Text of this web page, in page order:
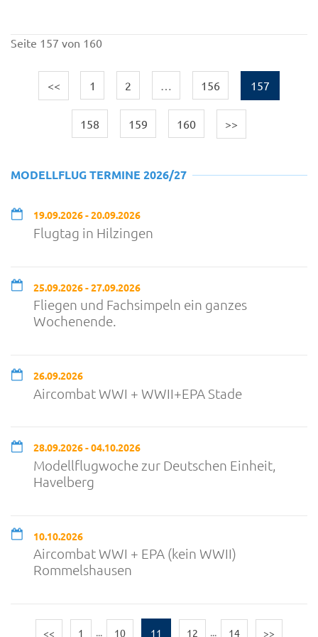
Seite 157 von 160
<< 1 2 … 156 157
158 159 160 >>
MODELLFLUG TERMINE 2026/27
19.09.2026 - 20.09.2026
Flugtag in Hilzingen
25.09.2026 - 27.09.2026
Fliegen und Fachsimpeln ein ganzes
Wochenende.
26.09.2026
Aircombat WWI + WWII+EPA Stade
28.09.2026 - 04.10.2026
Modellflugwoche zur Deutschen Einheit,
Havelberg
10.10.2026
Aircombat WWI + EPA (kein WWII)
Rommelshausen
<< 1 ... 10 11 12 ... 14 >>